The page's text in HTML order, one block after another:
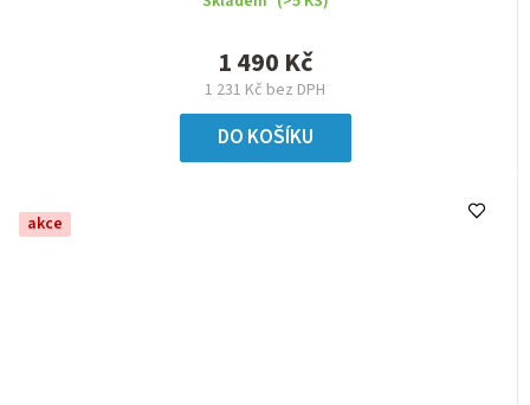
1 231 Kč bez DPH
1 490 Kč
DO KOŠÍKU
akce